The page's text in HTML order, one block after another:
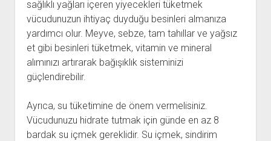
sağlıklı yağları içeren yiyecekleri tüketmek
vücudunuzun ihtiyaç duyduğu besinleri almanıza
yardımcı olur. Meyve, sebze, tam tahıllar ve yağsız
et gibi besinleri tüketmek, vitamin ve mineral
alımınızı artırarak bağışıklık sisteminizi
güçlendirebilir.
Ayrıca, su tüketimine de önem vermelisiniz.
Vücudunuzu hidrate tutmak için günde en az 8
bardak su içmek gereklidir. Su içmek, sindirim